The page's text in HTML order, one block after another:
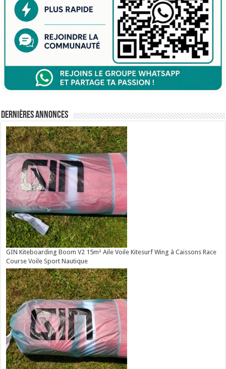
Dernières annonces
GIN Kiteboarding Boom V2 15m² Aile Voile Kitesurf Wing à Caissons Race
Course Voile Sport Nautique